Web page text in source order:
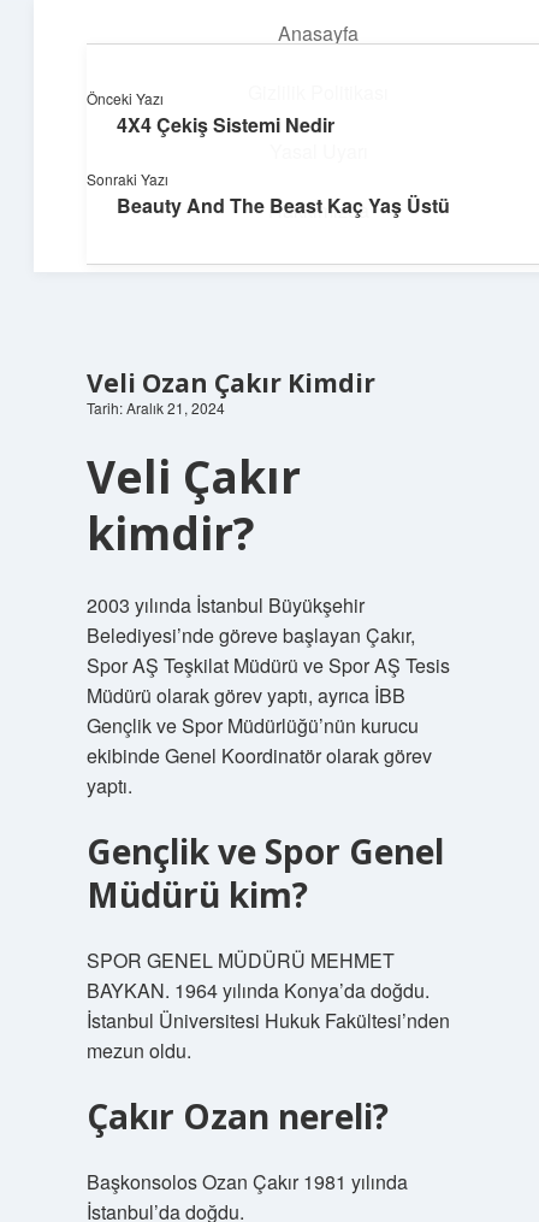
Anasayfa
Hakkımızda
Teknoloji ve İlham
Dijital dünyada keyifli bir macera!
Veli Ozan Çakır Kimdir
Tarih: Aralık 21, 2024
Veli Çakır
kimdir?
2003 yılında İstanbul Büyükşehir
Belediyesi’nde göreve başlayan Çakır,
Spor AŞ Teşkilat Müdürü ve Spor AŞ Tesis
Müdürü olarak görev yaptı, ayrıca İBB
Gençlik ve Spor Müdürlüğü’nün kurucu
ekibinde Genel Koordinatör olarak görev
yaptı.
Gençlik ve Spor Genel
Müdürü kim?
SPOR GENEL MÜDÜRÜ MEHMET
BAYKAN. 1964 yılında Konya’da doğdu.
İstanbul Üniversitesi Hukuk Fakültesi’nden
mezun oldu.
Çakır Ozan nereli?
Başkonsolos Ozan Çakır 1981 yılında
İstanbul’da doğdu.
Önceki Yazı
4X4 Çekiş Sistemi Nedir
Sonraki Yazı
Beauty And The Beast Kaç Yaş Üstü